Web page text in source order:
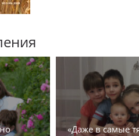
«Даже в самые